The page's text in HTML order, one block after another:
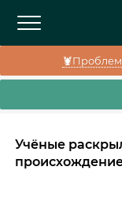
Учёные